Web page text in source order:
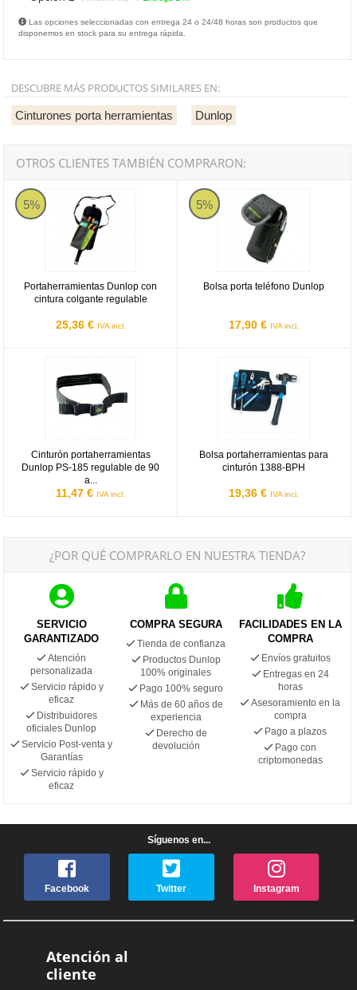
Las opciones seleccionadas con entrega 24 o 24/48 horas son productos que
disponemos en stock para su entrega rápida.
DESCUBRE MÁS PRODUCTOS SIMILARES EN:
Cinturones porta herramientas Dunlop
OTROS CLIENTES TAMBIÉN COMPRARON:
5%
Portaherramientas Dunlop con
cintura colgante regulable
25,36 € IVA incl.
Dunlop PS-255
5%
Bolsa porta teléfono Dunlop
17,90 € IVA incl.
Dunlop PS-215
Cinturón portaherramientas
Dunlop PS-185 regulable de 90
a...
11,47 € IVA incl.
Bolsa portaherramientas para
cinturón 1388-BPH
19,36 € IVA incl.
¿POR QUÉ COMPRARLO EN NUESTRA TIENDA?
SERVICIO
GARANTIZADO
Atención
personalizada
Servicio rápido y
eficaz
Distribuidores
oficiales Dunlop
Servicio Post-venta y
Garantías
Servicio rápido y
eficaz
COMPRA SEGURA
Tienda de confianza
Productos Dunlop
100% originales
Pago 100% seguro
Más de 60 años de
experiencia
Derecho de
devolución
FACILIDADES EN LA
COMPRA
Envíos gratuitos
Entregas en 24
horas
Asesoramiento en la
compra
Pago a plazos
Pago con
criptomonedas
Síguenos en...
Facebook Twitter Instagram
Atención al
cliente